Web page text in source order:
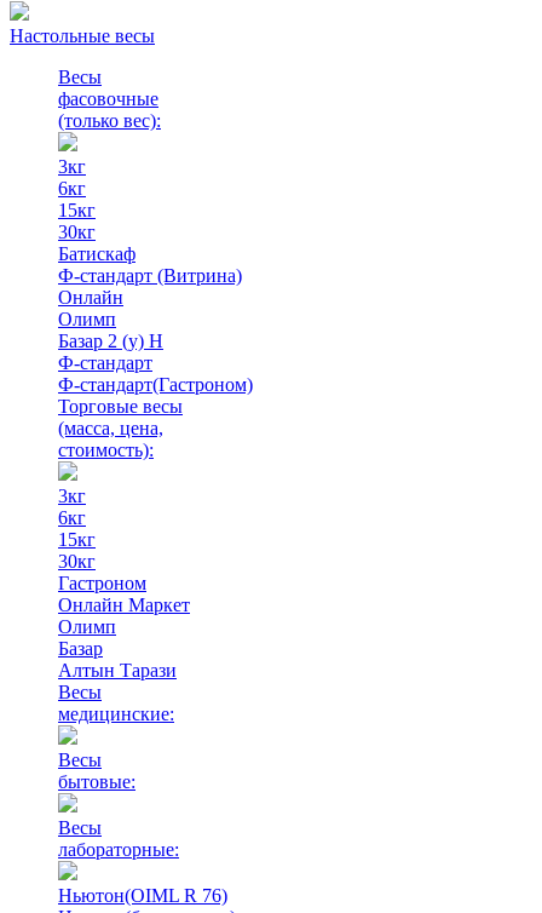
Настольные весы
Весы
фасовочные
(только вес):
3кг
6кг
15кг
30кг
Батискаф
Ф-стандарт (Витрина)
Онлайн
Олимп
Базар 2 (у) Н
Ф-стандарт
Ф-стандарт(Гастроном)
Торговые весы
(масса, цена,
стоимость):
3кг
6кг
15кг
30кг
Гастроном
Онлайн Маркет
Олимп
Базар
Алтын Тарази
Весы
медицинские:
Весы
бытовые:
Весы
лабораторные:
Ньютон(OIML R 76)